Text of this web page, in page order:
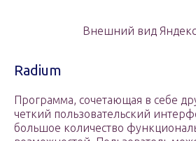
Внешний вид
Radium
Программа, сочетающая в себе
четкий пользовательский
большое количество